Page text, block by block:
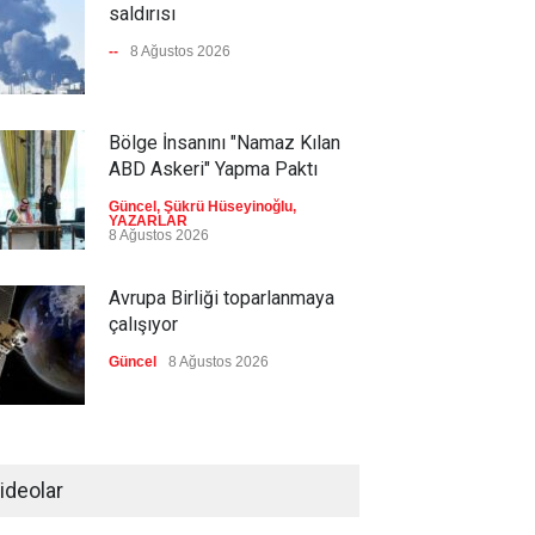
saldırısı
-- 8 Ağustos 2026
Bölge İnsanını "Namaz Kılan
ABD Askeri" Yapma Paktı
Güncel , Şükrü Hüseyinoğlu,
YAZARLAR
8 Ağustos 2026
Avrupa Birliği toparlanmaya
çalışıyor
Güncel 8 Ağustos 2026